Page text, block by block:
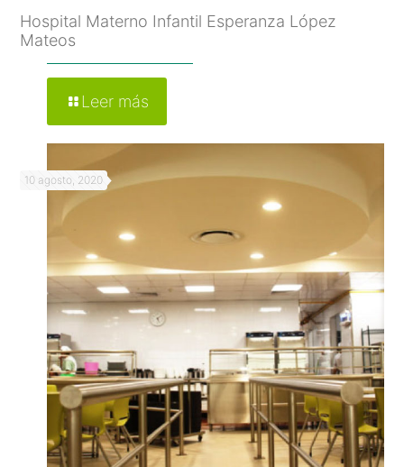
Hospital Materno Infantil Esperanza López
Mateos
Leer más
10 agosto, 2020